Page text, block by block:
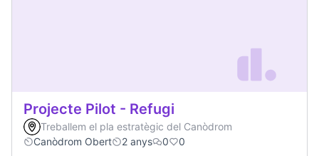
Projecte Pilot - Refugi
Treballem el pla estratègic del Canòdrom
Canòdrom Obert
2 anys 0 0